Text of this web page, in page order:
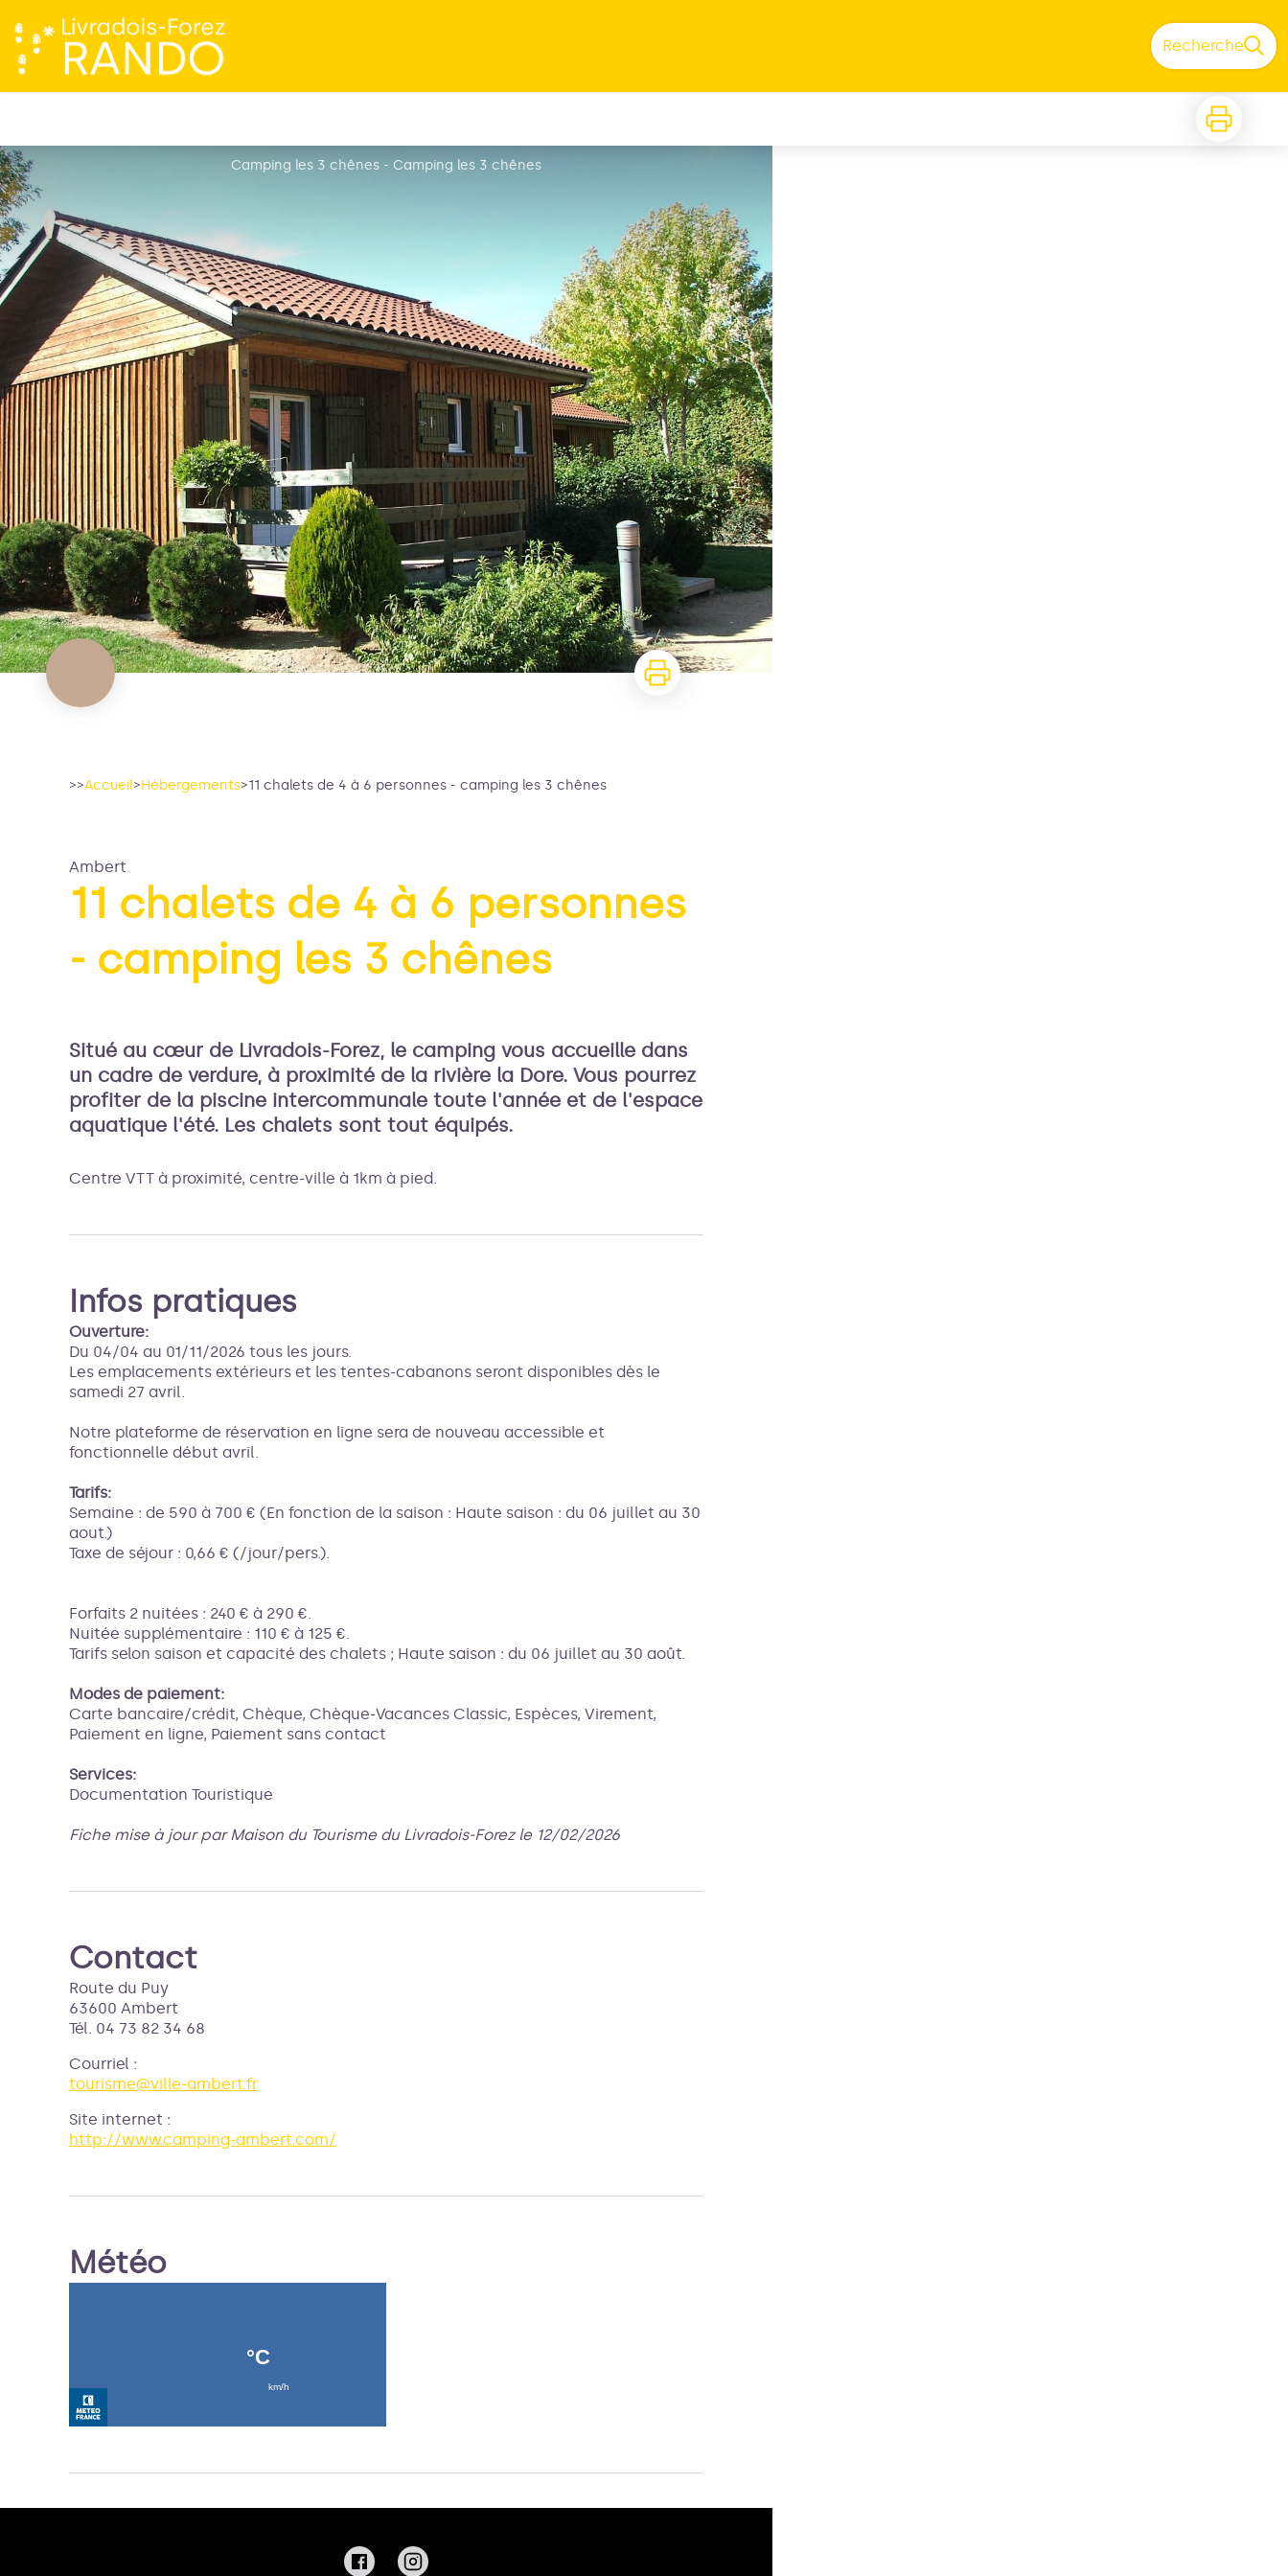
Recherche
Camping les 3 chênes - Camping les 3 chênes
Voir l'image en plein écran
>>Accueil>Hébergements>11 chalets de 4 à 6 personnes - camping les 3 chênes
Ambert
11 chalets de 4 à 6 personnes
- camping les 3 chênes
Situé au cœur de Livradois-Forez, le camping vous accueille dans
un cadre de verdure, à proximité de la rivière la Dore. Vous pourrez
profiter de la piscine intercommunale toute l'année et de l'espace
aquatique l'été. Les chalets sont tout équipés.
Centre VTT à proximité, centre-ville à 1km à pied.
Infos pratiques
Ouverture:
Du 04/04 au 01/11/2026 tous les jours.
Les emplacements extérieurs et les tentes-cabanons seront disponibles dès le
samedi 27 avril.
Notre plateforme de réservation en ligne sera de nouveau accessible et
fonctionnelle début avril.
Tarifs:
Semaine : de 590 à 700 € (En fonction de la saison : Haute saison : du 06 juillet au 30
aout.)
Taxe de séjour : 0,66 € (/jour/pers.).
Forfaits 2 nuitées : 240 € à 290 €.
Nuitée supplémentaire : 110 € à 125 €.
Tarifs selon saison et capacité des chalets ; Haute saison : du 06 juillet au 30 août.
Modes de paiement:
Carte bancaire/crédit, Chèque, Chèque-Vacances Classic, Espèces, Virement,
Paiement en ligne, Paiement sans contact
Services:
Documentation Touristique
Fiche mise à jour par Maison du Tourisme du Livradois-Forez le 12/02/2026
Contact
Route du Puy
63600 Ambert
Tél. 04 73 82 34 68
Courriel :
tourisme@ville-ambert.fr
Site internet :
http://www.camping-ambert.com/
Météo